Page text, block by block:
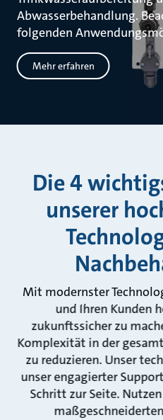
Abwasserbehandlung.
folgenden
Mehr erfahren
Die 4
unserer
Mit modernster
und Ihren Kunden
zukunftssicher zu
Komplexität in der
zu reduzieren. Unser
unser engagierter
Schritt zur Seite.